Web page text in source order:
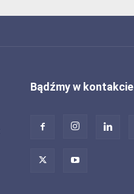
Bądźmy w kontakcie